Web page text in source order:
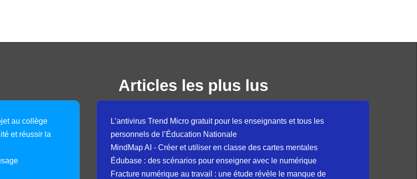
au collège
et réussir la
Articles les plus lus
L’antivirus Trend Micro gratuit pour les enseignants et tous les
personnels de l’Éducation Nationale
MindMap AI - Créer et utiliser en classe des cartes mentales
Édubase : des scénarios pour enseigner avec le numérique
Fracture numérique au travail : une étude révèle le manque de